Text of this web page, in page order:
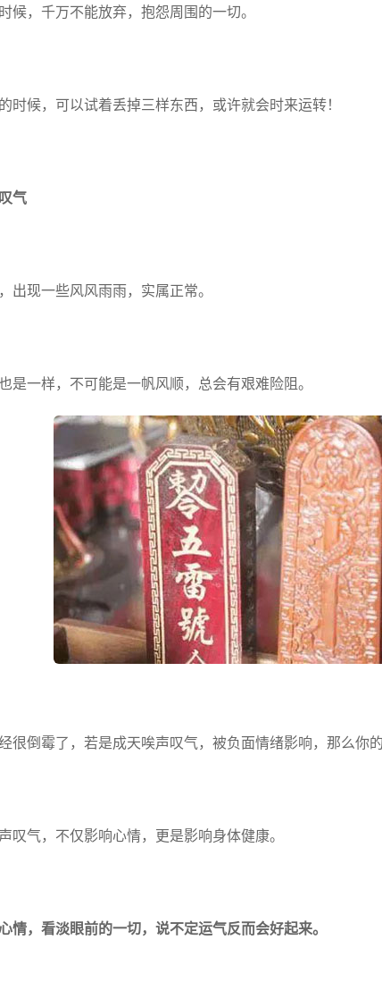
，千万不能放弃，抱怨周围的一切。
候，可以试着丢掉三样东西，或许就会时来运转！
气
现一些风风雨雨，实属正常。
一样，不可能是一帆风顺，总会有艰难险阻。
倒霉了，若是成天唉声叹气，被负面情绪影响，那么你的
气，不仅影响心情，更是影响身体健康。
情， 看淡眼前的一切， 说不定运气反而会好起来。